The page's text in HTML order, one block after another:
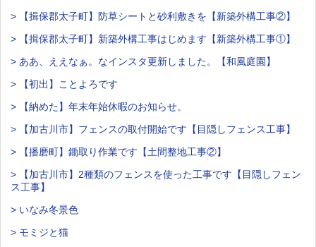
> 【揖保郡太子町】防草シートと砂利敷きを【新築外構工事②】
> 【揖保郡太子町】新築外構工事はじめます【新築外構工事①】
> ああ、ええなぁ。なインスタ更新しました。【和風庭園】
> 【初出】ことよろです
> 【納めた】年末年始休暇のお知らせ。
> 【加古川市】フェンスの取付開始です【目隠しフェンス工事】
> 【播磨町】鋤取り作業です【土間整地工事②】
> 【加古川市】2種類のフェンスを使った工事です【目隠しフェン
ス工事】
> いなみ冬景色
> モミジと猫